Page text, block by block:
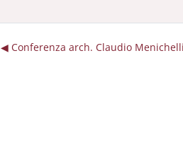
◀︎ Conferenza arch. Claudio Menichelli